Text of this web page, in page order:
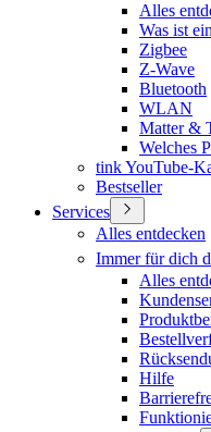
Alles
Was ist
Zigbee
Z-Wave
Bluetooth
WLAN
Matter &
Welches
tink YouTube-
Bestseller
Services
Alles entdecken
Immer für dich
Alles
Hilfe